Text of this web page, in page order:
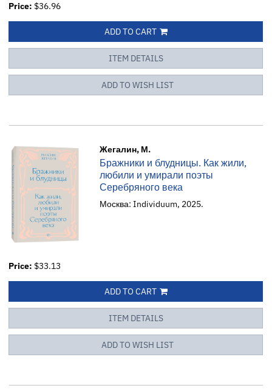
Price: $36.96
ADD TO CART
ITEM DETAILS
ADD TO WISH LIST
Жегалин, М.
Бражники и блудницы. Как жили,
любили и умирали поэты
Серебряного века
Москва: Individuum, 2025.
Price: $33.13
ADD TO CART
ITEM DETAILS
ADD TO WISH LIST